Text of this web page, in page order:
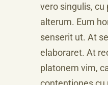
vero singulis, cu
alterum. Eum
senserit ut. At
elaboraret. At
platonem vim,